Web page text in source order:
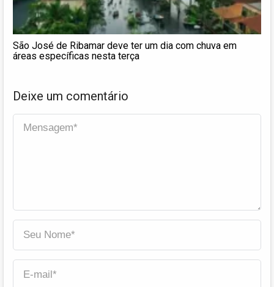
São José de Ribamar deve ter um dia com chuva em
áreas específicas nesta terça
Deixe um comentário